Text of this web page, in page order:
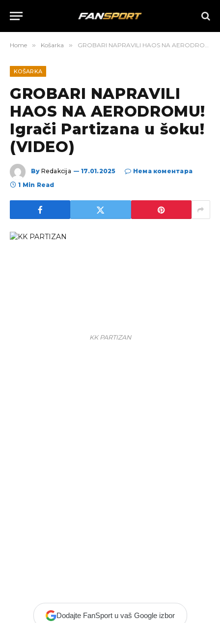
Home » Košarka » GROBARI NAPRAVILI HAOS NA AERODROMU! Igrači Partizana u šoku! (VIDEO)
KOŠARKA
GROBARI NAPRAVILI
HAOS NA AERODROMU!
Igrači Partizana u šoku!
(VIDEO)
By Redakcija 17.01.2025
Нема коментара
1 Min Read
KK PARTIZAN
Dodajte FanSport u vaš Google izbor